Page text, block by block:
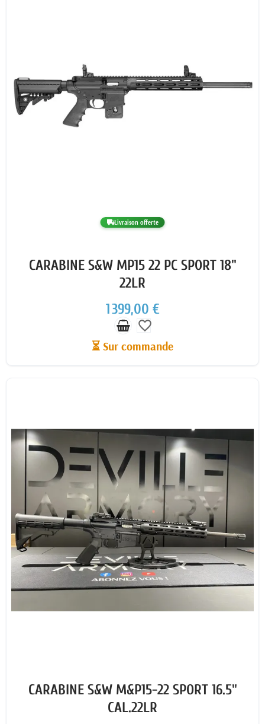
Livraison offerte
CARABINE S&W MP15 22 PC SPORT 18"
22LR
1 399,00 €
favorite_border
⏳ Sur commande
CARABINE S&W M&P15-22 SPORT 16.5"
CAL.22LR